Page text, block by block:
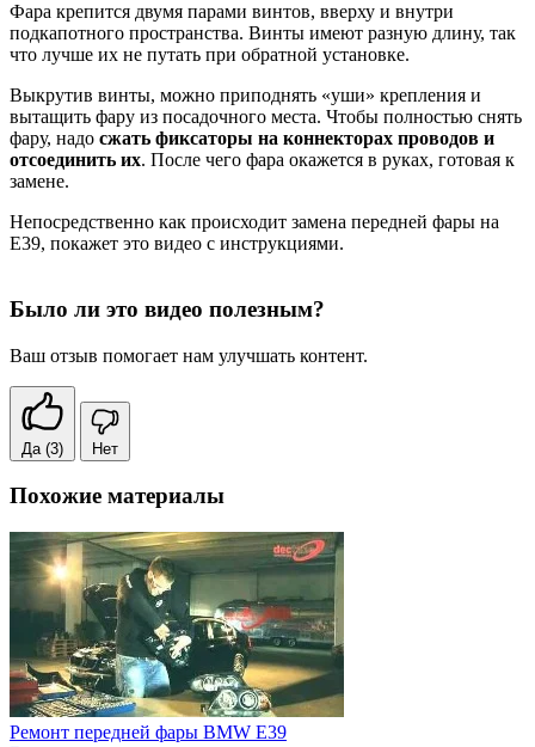
Фара крепится двумя парами винтов, вверху и внутри
подкапотного пространства. Винты имеют разную длину, так
что лучше их не путать при обратной установке.
Выкрутив винты, можно приподнять «уши» крепления и
вытащить фару из посадочного места. Чтобы полностью снять
фару, надо сжать фиксаторы на коннекторах проводов и
отсоединить их. После чего фара окажется в руках, готовая к
замене.
Непосредственно как происходит замена передней фары на
Е39, покажет это видео с инструкциями.
Было ли это видео полезным?
Ваш отзыв помогает нам улучшать контент.
Да (3) Нет
Похожие материалы
Ремонт передней фары BMW E39